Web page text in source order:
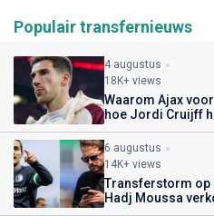
Populair transfernieuws
4 augustus
18K+ views
Waarom Ajax
hoe Jordi Cruijff
6 augustus
14K+ views
Transferstorm op
Hadj Moussa